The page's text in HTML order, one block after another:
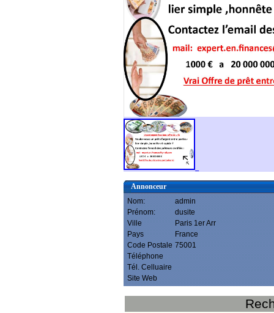
Annonceur
Nom:
admin
Prénom:
dusite
Ville
Paris 1er Arr
Pays
France
Code Postale 75001
Téléphone
Tél. Celluaire
Site Web